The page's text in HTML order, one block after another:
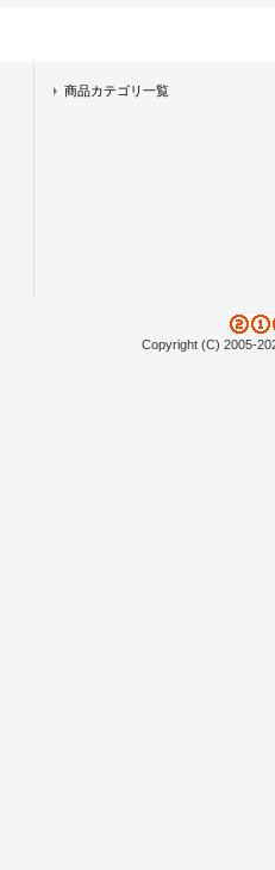
商品カテゴリ一覧
Copyright (C) 2005-